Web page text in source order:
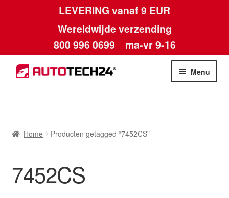
LEVERING vanaf 9 EUR
Wereldwijde verzending
800 996 0699 ma-vr 9-16
Ga
door
Ga
naar
Menu
Betalingen
Home Producten getagged “7452CS”
7452CS